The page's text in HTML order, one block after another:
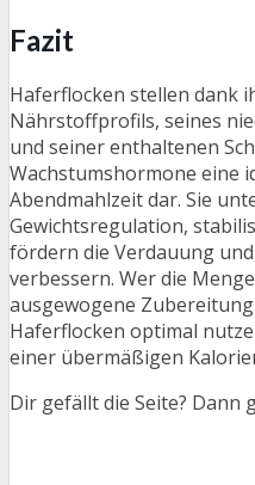
Fazit
Haferflocken stellen dank
Nährstoffprofils, seines
und seiner enthaltenen
Wachstumshormone eine
Abendmahlzeit dar. Sie
Gewichtsregulation,
fördern die Verdauung
verbessern. Wer die
ausgewogene
Haferflocken optimal
einer übermäßigen
Dir gefällt die Seite? Dann